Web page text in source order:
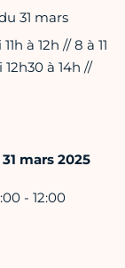
31 mars
à 12h // 8 à 11
à 14h //
mars 2025
- 12:00